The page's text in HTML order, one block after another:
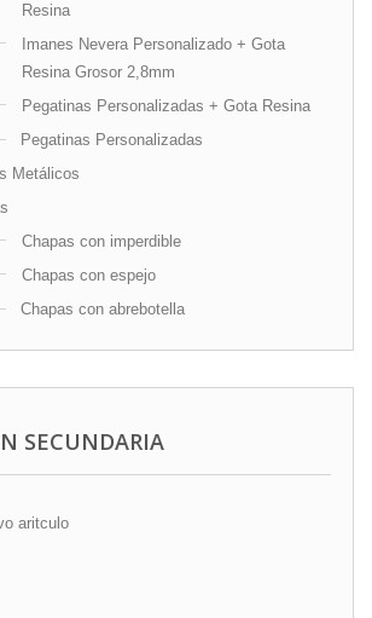
Resina
Imanes Nevera Personalizado + Gota
Resina Grosor 2,8mm
Pegatinas Personalizadas + Gota Resina
Pegatinas Personalizadas
Metálicos
Chapas con imperdible
Chapas con espejo
Chapas con abrebotella
SECUNDARIA
aritculo